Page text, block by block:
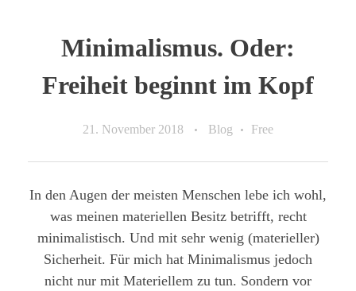
Minimalismus. Oder:
Freiheit beginnt im Kopf
21. November 2018 Blog Free
In den Augen der meisten Menschen lebe ich wohl,
was meinen materiellen Besitz betrifft, recht
minimalistisch. Und mit sehr wenig (materieller)
Sicherheit. Für mich hat Minimalismus jedoch
nicht nur mit Materiellem zu tun. Sondern vor